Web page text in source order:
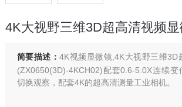
4K大视野三维3D超高清视频
简要描述：4K视频显微镜,4K大视野三维3D
(ZX0650(3D)-4KCH02)配套0.6-5.0X连续
切换观察，配套4K的超高清测量工业相机。